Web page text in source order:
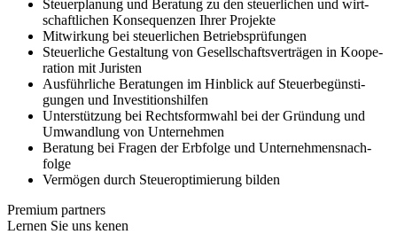
Steu­er­plan­ung und Be­ra­tung zu den steu­er­lich­en und wirt­
schaft­lich­en Kon­se­quenz­en Ihr­er Pro­jekte
Mit­wirk­ung bei steu­er­lichen Be­triebs­prüf­ung­en
Steu­er­liche Ge­stalt­ung von Ge­sell­schafts­ver­trä­gen in Ko­o­pe­
ra­tion mit Juristen
Aus­führ­liche Be­ra­tung­en im Hin­blick auf Steu­er­be­günst­i­
gung­en und In­ves­ti­tions­hilfen
Un­ter­stütz­ung bei Rechts­form­wahl bei der Grün­dung und
Um­wand­lung von Un­ter­nehm­en
Be­ra­tung bei Fragen der Erb­folge und Un­ter­nehm­ens­nach­
folge
Vermögen durch Steuer­op­timierung bilden
Premium partners
Lernen Sie uns kenen